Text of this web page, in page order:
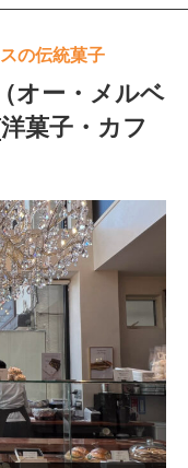
の伝統菓子
オー・メルベ
菓子・カフ